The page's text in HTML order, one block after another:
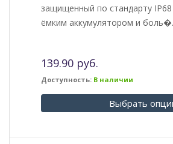
защищенный по стандарту
ёмким аккумулятором и
139.90 руб.
Доступность: В наличии
Выбрать